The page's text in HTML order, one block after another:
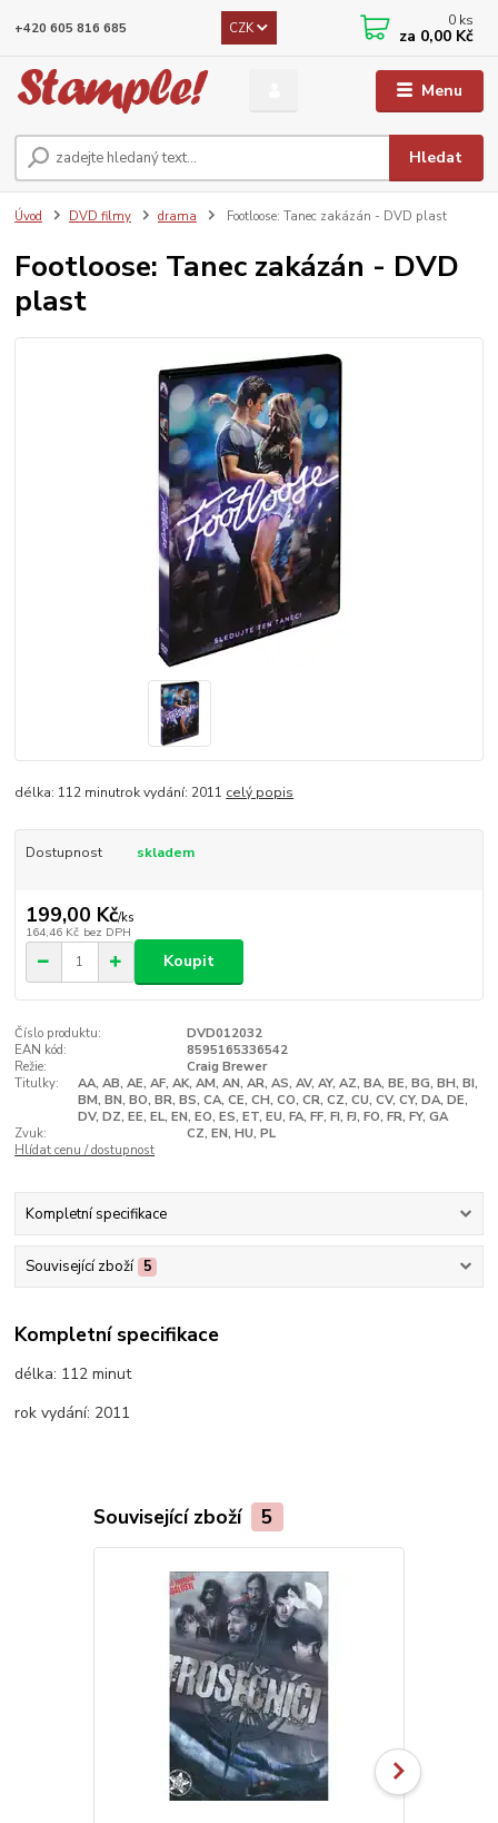
Menu
CZK
Hledat
+420 605 816 685 0 ks
za 0,00 Kč
Úvod DVD filmy drama Footloose: Tanec zakázán - DVD plast
Footloose: Tanec zakázán - DVD
plast
délka: 112 minutrok vydání: 2011 celý popis
Dostupnost skladem
199,00 Kč/ks
164,46 Kč bez DPH
Koupit
Číslo produktu:
DVD012032
EAN kód:
8595165336542
Režie:
Craig Brewer
Titulky:
AA, AB, AE, AF, AK, AM, AN, AR, AS, AV, AY, AZ, BA, BE, BG, BH, BI,
BM, BN, BO, BR, BS, CA, CE, CH, CO, CR, CZ, CU, CV, CY, DA, DE,
DV, DZ, EE, EL, EN, EO, ES, ET, EU, FA, FF, FI, FJ, FO, FR, FY, GA
Zvuk:
CZ, EN, HU, PL
Hlídat cenu / dostupnost
Kompletní specifikace
Související zboží 5
Kompletní specifikace
délka: 112 minut
rok vydání: 2011
Související zboží 5